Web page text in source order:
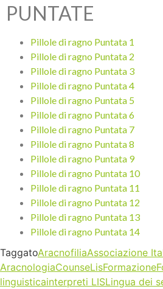
PUNTATE
Pillole di ragno Puntata 1
Pillole di ragno Puntata 2
Pillole di ragno Puntata 3
Pillole di ragno Puntata 4
Pillole di ragno Puntata 5
Pillole di ragno Puntata 6
Pillole di ragno Puntata 7
Pillole di ragno Puntata 8
Pillole di ragno Puntata 9
Pillole di ragno Puntata 10
Pillole di ragno Puntata 11
Pillole di ragno Puntata 12
Pillole di ragno Puntata 13
Pillole di ragno Puntata 14
TaggatoAracnofiliaAssociazione
AracnologiaCounseLisFormazione
linguisticainterpreti LISLingua dei